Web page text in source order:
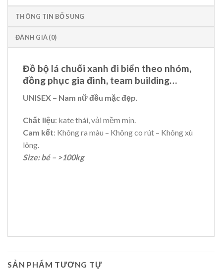
THÔNG TIN BỔ SUNG
ĐÁNH GIÁ (0)
Đồ bộ lá chuối xanh đi biển theo nhóm,
đồng phục gia đình, team building…
UNISEX – Nam nữ đều mặc đẹp.
Chất liệu: kate thái, vải mềm mịn.
Cam kết: Không ra màu – Không co rút – Không xù
lông.
Size: bé – >100kg
SẢN PHẨM TƯƠNG TỰ